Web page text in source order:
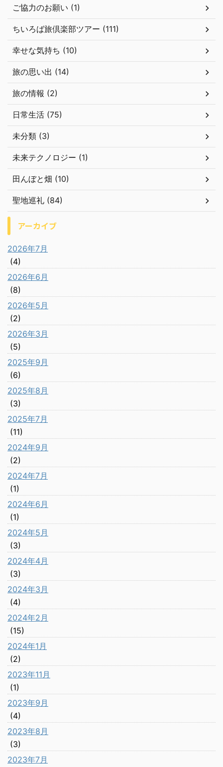
ご協力のお願い (1)
ちいろば旅倶楽部ツアー (111)
幸せな気持ち (10)
旅の思い出 (14)
旅の情報 (2)
日常生活 (75)
未分類 (3)
未来テクノロジー (1)
田んぼと畑 (10)
聖地巡礼 (84)
アーカイブ
2026年7月
(4)
2026年6月
(8)
2026年5月
(2)
2026年3月
(5)
2025年9月
(6)
2025年8月
(3)
2025年7月
(11)
2024年9月
(2)
2024年7月
(1)
2024年6月
(1)
2024年5月
(3)
2024年4月
(3)
2024年3月
(4)
2024年2月
(15)
2024年1月
(2)
2023年11月
(1)
2023年9月
(4)
2023年8月
(3)
2023年7月